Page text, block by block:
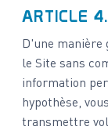
ARTICLE
D'une manière
le Site sans
information
hypothèse,
transmettre